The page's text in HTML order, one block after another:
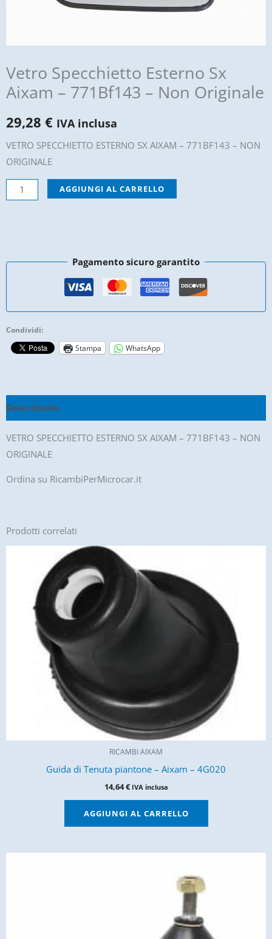
Vetro Specchietto Esterno Sx
Aixam – 771Bf143 – Non Originale
29,28 € IVA inclusa
VETRO SPECCHIETTO ESTERNO SX AIXAM – 771BF143 – NON
ORIGINALE
Vetro
Specchietto
-
Originale
quantità
AGGIUNGI AL CARRELLO
Pagamento sicuro garantito
Condividi:
Stampa
WhatsApp
Descrizione
VETRO SPECCHIETTO ESTERNO SX AIXAM – 771BF143 – NON
ORIGINALE
Ordina su RicambiPerMicrocar.it
Prodotti correlati
RICAMBI AIXAM
Guida di Tenuta piantone – Aixam – 4G020
14,64€ IVA inclusa
AGGIUNGI AL CARRELLO